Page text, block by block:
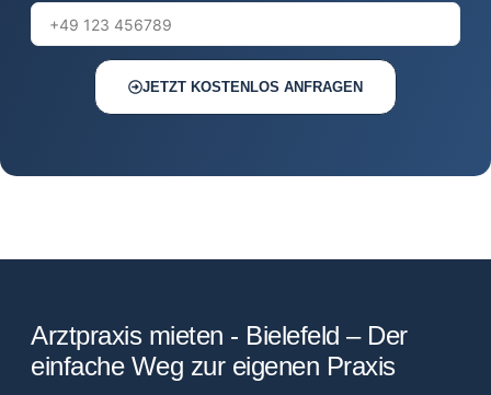
JETZT KOSTENLOS ANFRAGEN
Arztpraxis mieten - Bielefeld – Der
einfache Weg zur eigenen Praxis